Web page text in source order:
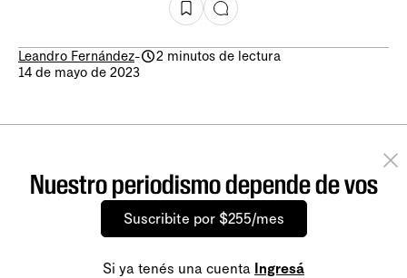
Leandro Fernández-
2 minutos de lectura
14 de mayo de 2023
Nuestro periodismo depende de vos
Suscribite por $255/mes
Si ya tenés una cuenta Ingresá